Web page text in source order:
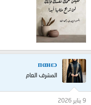
пαнεɔ
المشرف العام
9 يناير 2026